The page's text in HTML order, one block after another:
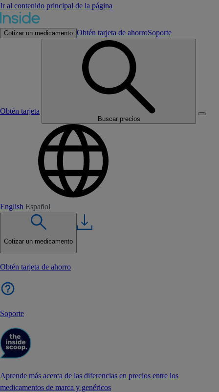
Ir al contenido principal de la página
Cotizar un medicamento Obtén tarjeta de ahorroSoporte
Obtén tarjeta
Buscar precios
English Español
Cotizar un medicamento
Obtén tarjeta de ahorro
Soporte
Aprende más acerca de las diferencias en precios entre los
medicamentos de marca y genéricos